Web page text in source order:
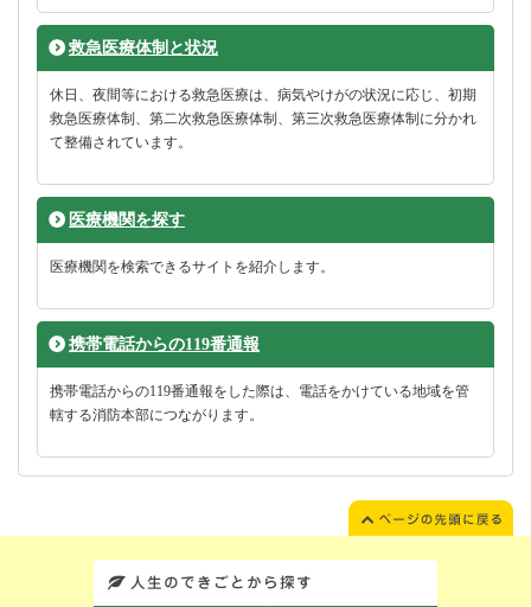
救急医療体制と状況
休日、夜間等における救急医療は、病気やけがの状況に応じ、初期
救急医療体制、第二次救急医療体制、第三次救急医療体制に分かれ
て整備されています。
医療機関を探す
医療機関を検索できるサイトを紹介します。
携帯電話からの119番通報
携帯電話からの119番通報をした際は、電話をかけている地域を管
轄する消防本部につながります。